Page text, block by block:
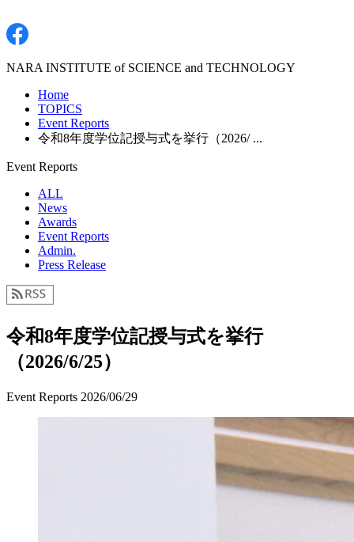
NARA INSTITUTE of SCIENCE and TECHNOLOGY
Home
TOPICS
Event Reports
令和8年度学位記授与式を挙行（2026/ ...
Event Reports
ALL
News
Awards
Event Reports
Admin.
Press Release
令和8年度学位記授与式を挙行
（2026/6/25）
Event Reports 2026/06/29